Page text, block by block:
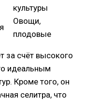
культуры
Овощи,
плодовые
за счёт высокого
идеальным
Кроме того, он
селитра, что